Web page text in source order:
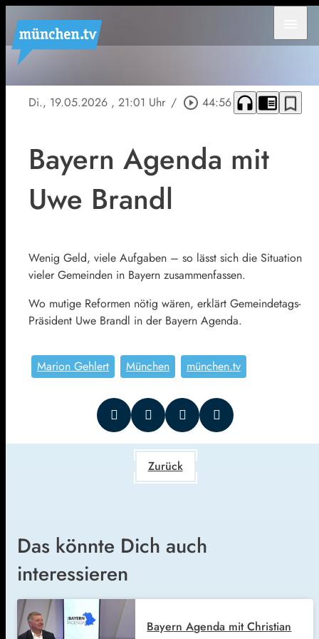
Di., 19.05.2026 , 21:01 Uhr / play_circle_outline 44:56 headphones chrome_reader_mode bookmark_border
Bayern Agenda mit
Uwe Brandl
Wenig Geld, viele Aufgaben – so lässt sich die Situation
vieler Gemeinden in Bayern zusammenfassen.
Wo mutige Reformen nötig wären, erklärt Gemeindetags-
Präsident Uwe Brandl in der Bayern Agenda.
Marion Gehlert München münchen.tv
Zurück
Das könnte Dich auch
interessieren
Bayern Agenda mit Christian